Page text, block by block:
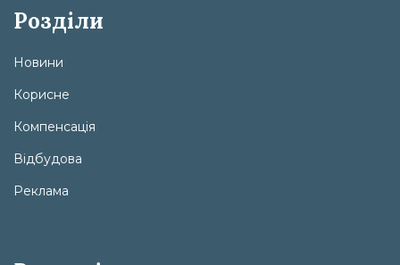
Розділи
Новини
Корисне
Компенсація
Відбудова
Реклама